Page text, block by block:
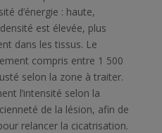
d’énergie : haute,
est élevée, plus
dans les tissus. Le
compris entre 1 500
selon la zone à traiter.
l’intensité selon la
de la lésion, afin de
relancer la cicatrisation.